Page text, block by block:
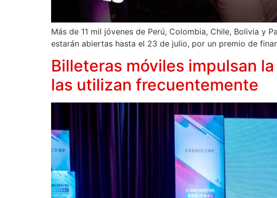
Más de 11 mil jóvenes de Perú, Colombia, Chile, Bolivia y
estarán abiertas hasta el 23 de julio, por un premio de
Billeteras móviles impulsan
las utilizan frecuentemente